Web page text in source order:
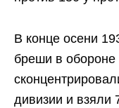
В конце осени
бреши в
дивизии и